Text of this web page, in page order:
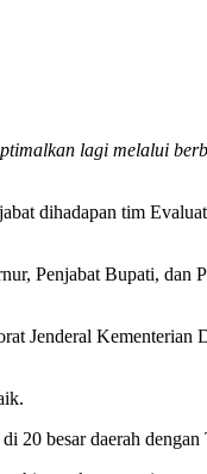
lagi melalui
dihadapan tim
Penjabat Bupati, dan
Jenderal
20 besar daerah